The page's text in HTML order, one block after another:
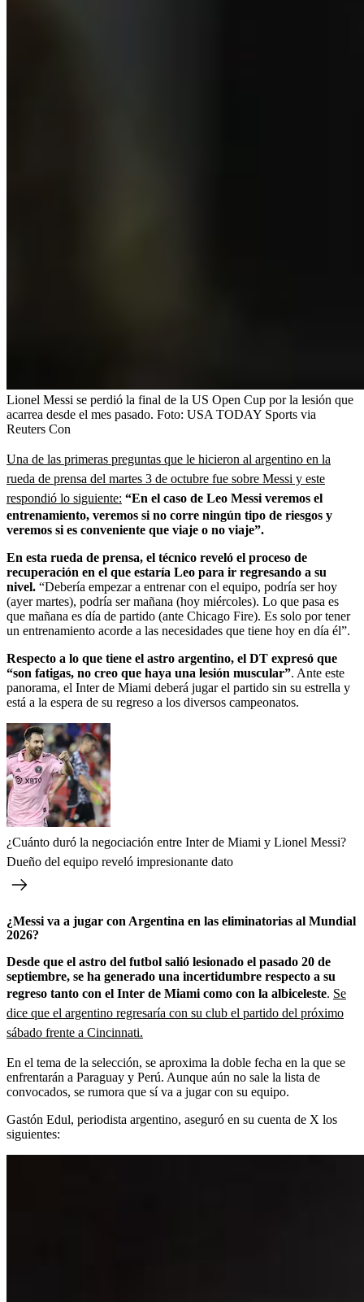
Lionel Messi se perdió la final de la US Open Cup por la lesión que
acarrea desde el mes pasado. Foto: USA TODAY Sports via
Reuters Con
Una de las primeras preguntas que le hicieron al argentino en la
rueda de prensa del martes 3 de octubre fue sobre Messi y este
respondió lo siguiente: “En el caso de Leo Messi veremos el
entrenamiento, veremos si no corre ningún tipo de riesgos y
veremos si es conveniente que viaje o no viaje”.
En esta rueda de prensa, el técnico reveló el proceso de
recuperación en el que estaría Leo para ir regresando a su
nivel. “Debería empezar a entrenar con el equipo, podría ser hoy
(ayer martes), podría ser mañana (hoy miércoles). Lo que pasa es
que mañana es día de partido (ante Chicago Fire). Es solo por tener
un entrenamiento acorde a las necesidades que tiene hoy en día él”.
Respecto a lo que tiene el astro argentino, el DT expresó que
“son fatigas, no creo que haya una lesión muscular”. Ante este
panorama, el Inter de Miami deberá jugar el partido sin su estrella y
está a la espera de su regreso a los diversos campeonatos.
¿Cuánto duró la negociación entre Inter de Miami y Lionel Messi?
Dueño del equipo reveló impresionante dato
¿Messi va a jugar con Argentina en las eliminatorias al Mundial
2026?
Desde que el astro del futbol salió lesionado el pasado 20 de
septiembre, se ha generado una incertidumbre respecto a su
regreso tanto con el Inter de Miami como con la albiceleste. Se
dice que el argentino regresaría con su club el partido del próximo
sábado frente a Cincinnati.
En el tema de la selección, se aproxima la doble fecha en la que se
enfrentarán a Paraguay y Perú. Aunque aún no sale la lista de
convocados, se rumora que sí va a jugar con su equipo.
Gastón Edul, periodista argentino, aseguró en su cuenta de X los
siguientes: